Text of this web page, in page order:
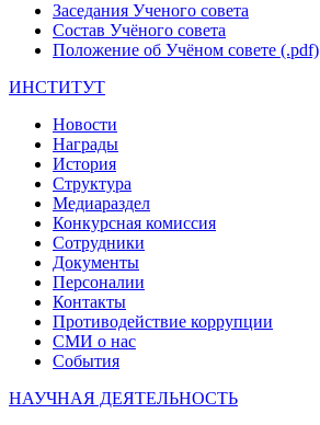
Заседания Ученого совета
Состав Учёного совета
Положение об Учёном совете (.pdf)
ИНСТИТУТ
Новости
Награды
История
Структура
Медиараздел
Конкурсная комиссия
Сотрудники
Документы
Персоналии
Контакты
Противодействие коррупции
СМИ о нас
События
НАУЧНАЯ ДЕЯТЕЛЬНОСТЬ